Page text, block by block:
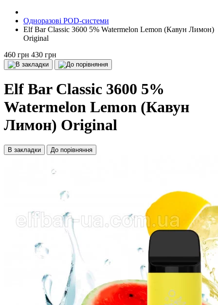
Одноразові POD-системи
Elf Bar Сlassic 3600 5% Watermelon Lemon (Кавун Лимон)
Original
460 грн 430 грн
Elf Bar Сlassic 3600 5%
Watermelon Lemon (Кавун
Лимон) Original
В закладки До порівняння